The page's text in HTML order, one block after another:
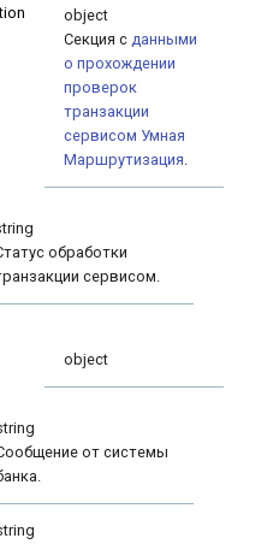
object
Секция с данными
о прохождении
проверок
транзакции
сервисом Умная
Маршрутизация.
обработки
сервисом.
object
от системы